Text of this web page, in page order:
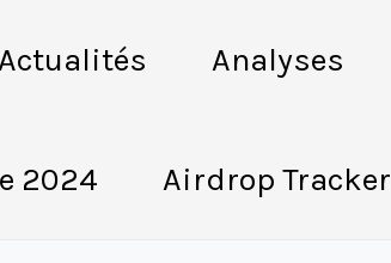
Analyses
2024 Airdrop Tracker